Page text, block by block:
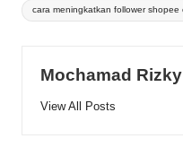
cara meningkatkan follower shopee
Mochamad
View All Posts